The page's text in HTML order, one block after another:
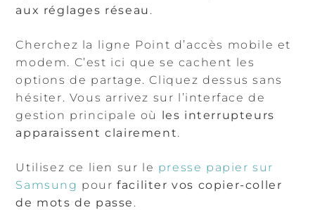
aux réglages réseau .
Cherchez la ligne Point d’accès mobile et
modem. C’est ici que se cachent les
options de partage. Cliquez dessus sans
hésiter. Vous arrivez sur l’interface de
gestion principale où les interrupteurs
apparaissent clairement.
Utilisez ce lien sur le presse papier sur
Samsung pourfaciliter vos copier-coller
de mots de passe .